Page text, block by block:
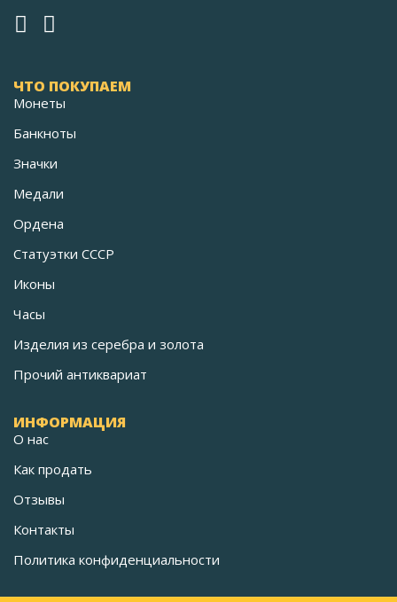
ЧТО ПОКУПАЕМ
Монеты
Банкноты
Значки
Медали
Ордена
Статуэтки СССР
Иконы
Часы
Изделия из серебра и золота
Прочий антиквариат
ИНФОРМАЦИЯ
О нас
Как продать
Отзывы
Контакты
Политика конфиденциальности